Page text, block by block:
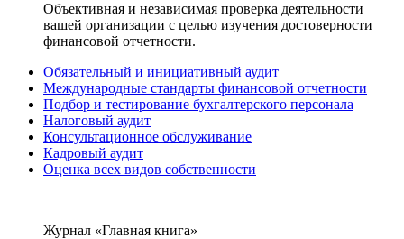
Объективная и независимая проверка деятельности
вашей организации с целью изучения достоверности
финансовой отчетности.
Обязательный и инициативный аудит
Международные стандарты финансовой отчетности
Подбор и тестирование бухгалтерского персонала
Налоговый аудит
Консультационное обслуживание
Кадровый аудит
Оценка всех видов собственности
Журнал «Главная книга»